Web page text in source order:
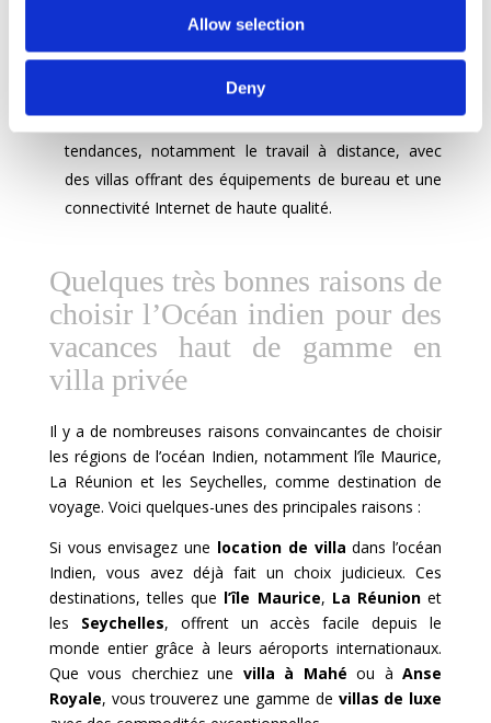
Allow selection
Deny
envers la durabilité et l’écotourisme, en mettant en
place des pratiques respectueuses de
Les voyages de luxe se sont adaptés aux nouvelles
tendances, notamment le travail à distance, avec
des villas offrant des équipements de bureau et une
connectivité Internet de haute qualité.
Quelques très bonnes raisons de
choisir l’Océan indien pour des
vacances haut de gamme en
villa privée
Il y a de nombreuses raisons convaincantes de choisir
les régions de l’océan Indien, notamment l’île Maurice,
La Réunion et les Seychelles, comme destination de
voyage. Voici quelques-unes des principales raisons :
Si vous envisagez une location de villa dans l’océan
Indien, vous avez déjà fait un choix judicieux. Ces
destinations, telles que l’île Maurice, La Réunion et
les Seychelles, offrent un accès facile depuis le
monde entier grâce à leurs aéroports internationaux.
Que vous cherchiez une villa à Mahé ou àAnse
Royale, vous trouverez une gamme de villas de luxe